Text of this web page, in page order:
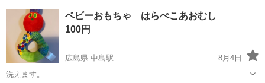
問題ありませんでした。 ②いっしょにあちこち！タッチでサウンド 動
作確認済み(2026/5/31) ③ アクティビティミラートイ 車に吊り下げて
いたためミ...
福岡 糟屋郡 宇美駅
ベビーおもちゃ はらぺこあおむし
100円
広島県 中島駅
8月4日
洗えます。